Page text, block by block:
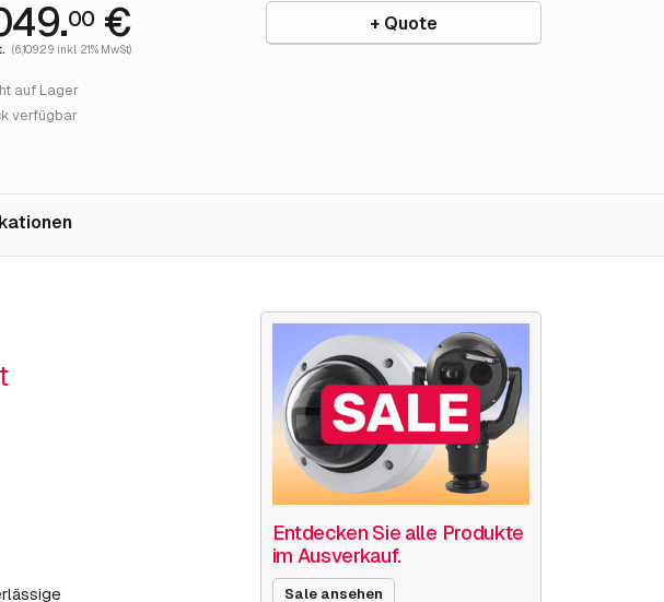
00€
(6,109.29 inkl. 21% MwSt)
auf Lager
verfügbar
+ Quote
Entdecken Sie alle Produkte
im Ausverkauf.
Sale ansehen